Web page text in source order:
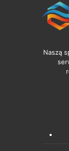
Naszą